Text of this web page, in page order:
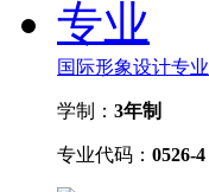
国际形象设计专业
学制： 3年制
专业代码： 0526-4